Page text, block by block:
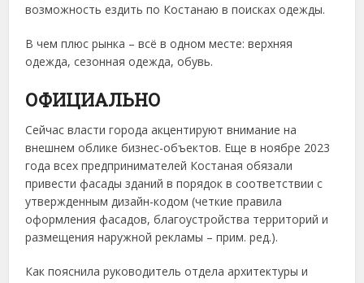
возможность ездить по Костанаю в поисках одежды.
В чем плюс рынка – всё в одном месте: верхняя
одежда, сезонная одежда, обувь.
ОФИЦИАЛЬНО
Сейчас власти города акцентируют внимание на
внешнем облике бизнес-объектов. Еще в ноябре 2023
года всех предпринимателей Костаная обязали
привести фасады зданий в порядок в соответствии с
утвержденным дизайн-кодом (четкие правила
оформления фасадов, благоустройства территорий и
размещения наружной рекламы – прим. ред.).
Как пояснила руководитель отдела архитектуры и